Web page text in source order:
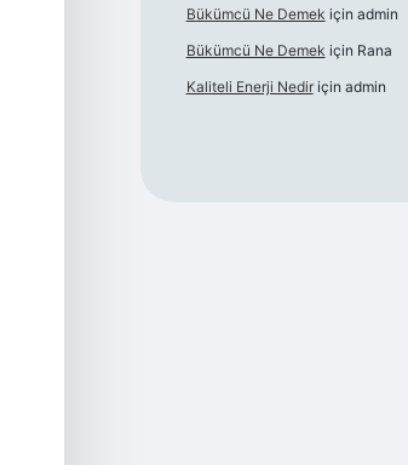
Bükümcü Ne Demek için admin
Bükümcü Ne Demek için Rana
Kaliteli Enerji Nediriçin admin